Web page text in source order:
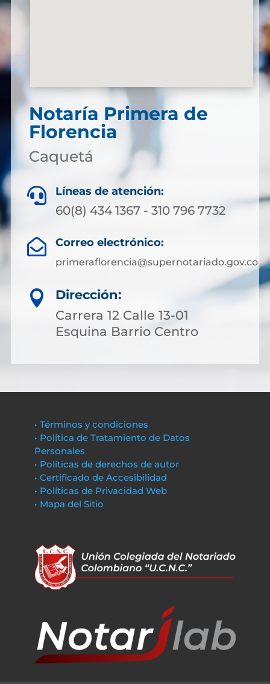
Notaría Primera de
Florencia
Caquetá
 Líneas de atención:
60(8) 434 1367 - 310 796 7732
 Correo electrónico:
primeraflorencia@supernotariado.gov.co

Dirección:
Carrera 12 Calle 13-01
Esquina Barrio Centro
• Términos y condiciones
• Política de Tratamiento de Datos
Personales
• Políticas de derechos de autor
• Certificado de Accesibilidad
• Políticas de Privacidad Web
• Mapa del Sitio